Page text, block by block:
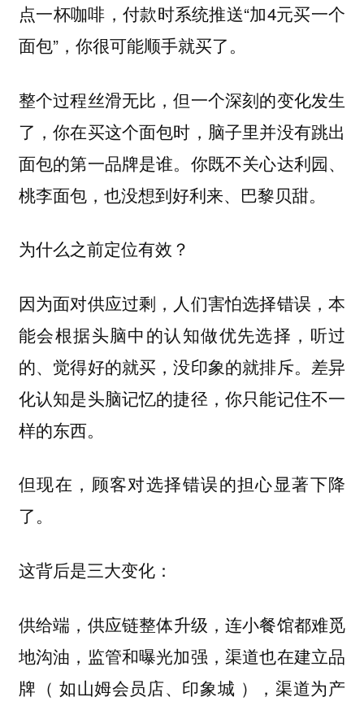
点一杯咖啡，付款时系统推送“加4元买一个
面包”，你很可能顺手就买了。
整个过程丝滑无比，但一个深刻的变化发生
了，你在买这个面包时，脑子里并没有跳出
面包的第一品牌是谁。你既不关心达利园、
桃李面包，也没想到好利来、巴黎贝甜。
为什么之前定位有效？
因为面对供应过剩，人们害怕选择错误，本
能会根据头脑中的认知做优先选择，听过
的、觉得好的就买，没印象的就排斥。差异
化认知是头脑记忆的捷径，你只能记住不一
样的东西。
但现在，顾客对选择错误的担心显著下降
了。
这背后是三大变化：
供给端 ，供应链整体升级，连小餐馆都难觅
地沟油，监管和曝光加强，渠道也在建立品
牌（ 如山姆会员店、印象城 ），渠道为产